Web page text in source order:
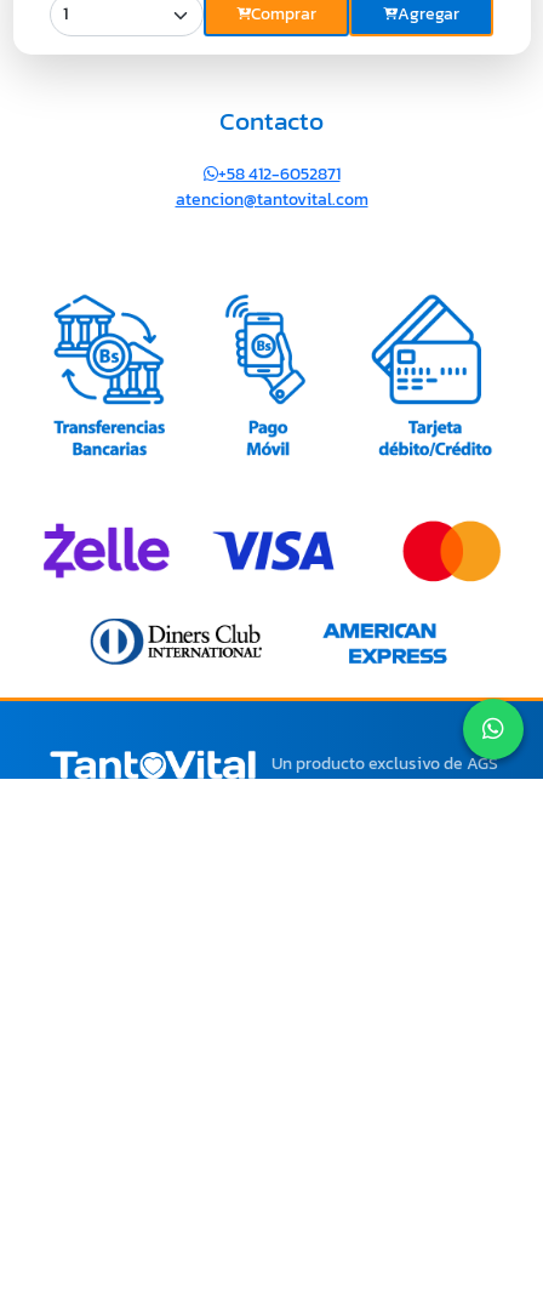
Comprar Agregar
Contacto
+58 412-6052871
atencion@tantovital.com
Un producto exclusivode AGS